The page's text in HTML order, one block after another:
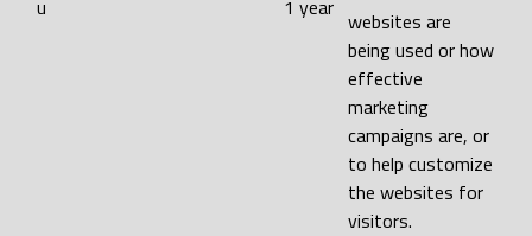
u 1 year websites are
being used or how
effective
marketing
campaigns are, or
to help customize
the websites for
visitors.